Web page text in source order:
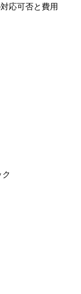
応可否と費用